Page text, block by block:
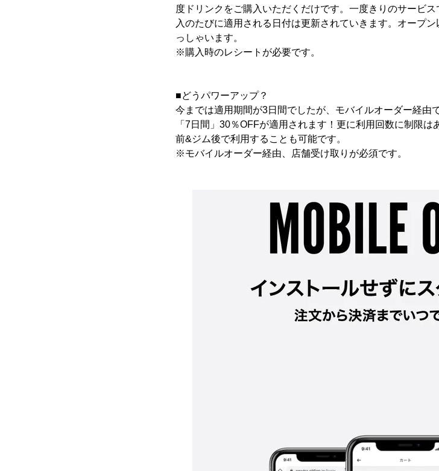
度ドリンクをご購入いただくだけです。一度きりのサービ
入のたびに適用される日付は更新されていきます。オープ
っしゃいます。
※購入時のレシートが必要です。
■どうパワーアップ？
今までは適用期間が3日間でしたが、モバイルオーダー経由
「7日間」30％OFFが適用されます！更に利用回数に制限
前&ジム後で利用することも可能です。
※モバイルオーダー経由、店舗受け取りが必須です。